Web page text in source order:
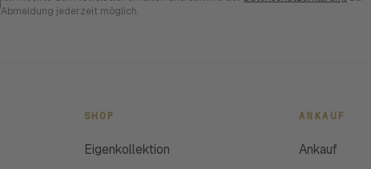
Abmeldung jederzeit möglich.
SHOP
Eigenkollektion
ANKAUF
Ankauf